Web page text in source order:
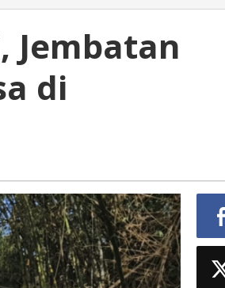
Jembatan
di